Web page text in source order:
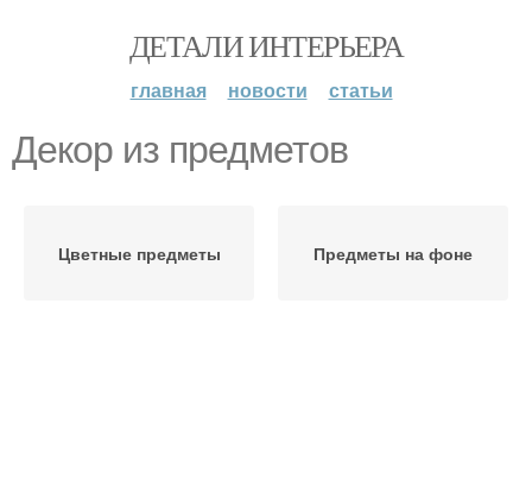
ДЕТАЛИ ИНТЕРЬЕРА
главная новости статьи
Декор из предметов
Цветные предметы Предметы на фоне